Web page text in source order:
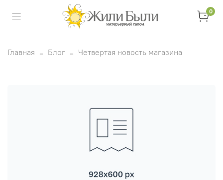
0
Главная Блог Четвертая новость магазина